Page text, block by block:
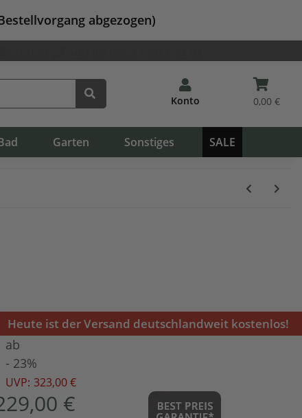
abgezogen)
Konto 0,00 €
Garten Sonstiges SALE
Heute ist der Versand deutschlandweit kostenlos!
ab
- 23%
UVP: 323,00 €
€